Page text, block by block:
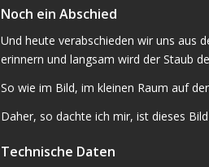
Noch ein Abschied
Und heute verabschieden wir uns aus
erinnern und langsam wird der Staub
So wie im Bild, im kleinen Raum auf
Daher, so dachte ich mir, ist dieses
Technische Daten